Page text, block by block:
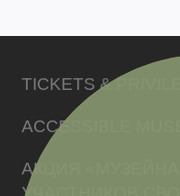
TICKETS &
ACCESSIBLE
АКЦИЯ